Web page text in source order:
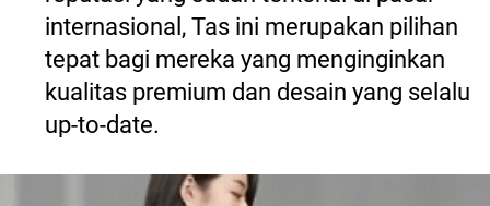
internasional, Tas ini merupakan pilihan
tepat bagi mereka yang menginginkan
kualitas premium dan desain yang selalu
up-to-date.